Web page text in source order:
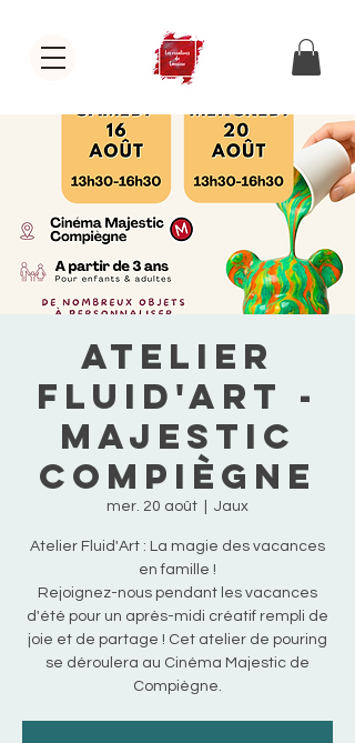
Atelier
Fluid'Art -
Majestic
Compiègne
mer. 20 août Jaux
Atelier Fluid'Art : La magie des vacances
en famille !
Rejoignez-nous pendant les vacances
d'été pour un après-midi créatif rempli de
joie et de partage ! Cet atelier de pouring
se déroulera au Cinéma Majestic de
Compiègne.